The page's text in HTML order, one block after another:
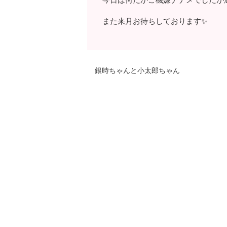
また来月お待ちしております✨
銀時ちゃんと小太郎ちゃん